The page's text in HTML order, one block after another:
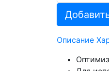
Описание